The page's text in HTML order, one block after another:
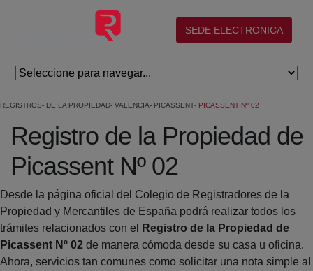
Skip to Main Content
(abre en nueva ventana)
SEDE ELECTRONICA
REGISTROS DE LA PROPIEDAD VALENCIA PICASSENT PICASSENT Nº 02
Registro de la Propiedad de
Picassent Nº 02
Desde la página oficial del Colegio de Registradores de la
Propiedad y Mercantiles de España podrá realizar todos los
trámites relacionados con el
Registro de la Propiedad de
Picassent Nº 02 de manera cómoda desde su casa u oficina.
Ahora, servicios tan comunes como solicitar una nota simple al